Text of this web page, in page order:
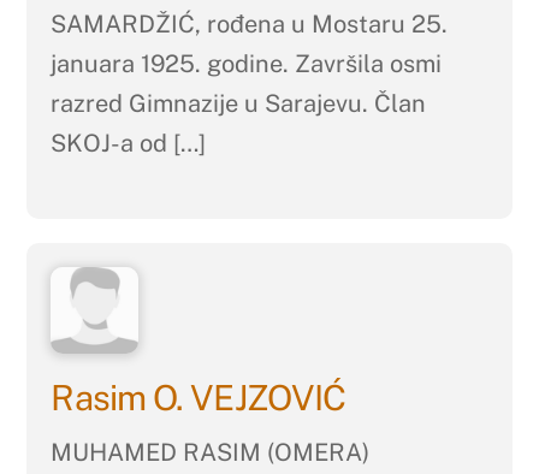
SAMARDŽIĆ, rođena u Mostaru 25.
januara 1925. godine. Završila osmi
razred Gimnazije u Sarajevu. Član
SKOJ-a od […]
Rasim O. VEJZOVIĆ
MUHAMED RASIM (OMERA)